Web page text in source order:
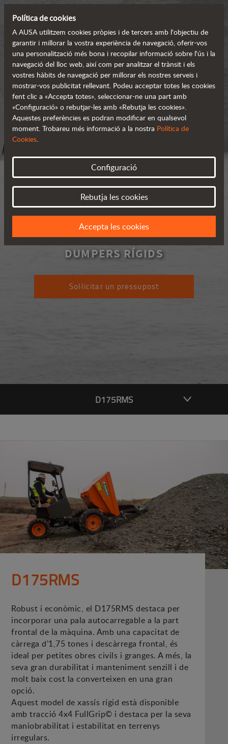
D175RMS
DUMPERS RÍGIDS
Sol·licitar un pressupost
D175RMS
D175RMS
Robust i econòmic, el D175RMS destaca per
incorporar una pala autocarregable a la part
frontal de la màquina. Amb una capacitat de
càrrega d’1,75 tones i descàrrega frontal, és
ideal per petites obres civils i granges. A més, la
seva gran durabilitat i manteniment senzill i de
molt baix cost la converteixen en una gran
opció.
Aquest model de xassís rígid està disponible
amb tracció 4x4 FullGrip© i destaca per la seva
maniobrabilitat i estabilitat en terrenys
irregulars.
Política de cookies
A AUSA utilitzem cookies pròpies i de tercers amb l'objectiu de
garantir i millorar la vostra experiència de navegació, oferir-vos
una personalització més bona i recopilar informació sobre l'ús i la
navegació del lloc web, així com per analitzar el trànsit i els
vostres hàbits de navegació per millorar els nostres serveis i
mostrar-vos publicitat rellevant. Podeu acceptar totes les cookies
fent clic a «Accepta totes», seleccionar-ne una part amb
«Configuració» o rebutjar-les amb «Rebutja les cookies».
Aquestes preferències es podran modificar en qualsevol
moment. Trobareu més informació a la nostra Política de
Cookies.
Configuració
Rebutja les cookies
Accepta les cookies